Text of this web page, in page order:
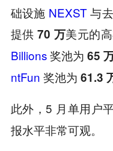
础设施 NEXST与
提供70 万美元的
Billions奖池为 65
ntFun 奖池为 61.3
此外，5 月单用户
报水平非常可观。